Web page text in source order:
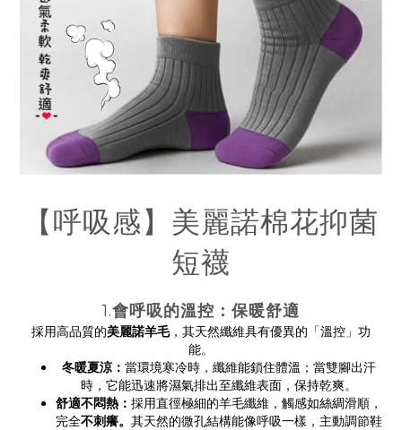
【呼吸感】美麗諾棉花抑菌
短襪
1.會呼吸的溫控：保暖舒適
採用高品質的美麗諾羊毛，其天然纖維具有優異的「溫控」功
能。
冬暖夏涼： 當環境寒冷時，纖維能鎖住體溫；當雙腳出汗
時，它能迅速將濕氣排出至纖維表面，保持乾爽。
舒適不悶熱： 採用直徑極細的羊毛纖維，觸感如絲綢滑順，
完全不刺癢。 其天然的微孔結構能像呼吸一樣，主動調節鞋